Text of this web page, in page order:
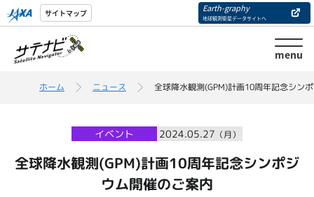
サイトマップ Earth-graphy
地球観測衛星データサイトへ
menu
ホーム ニュース 全球降水観測(GPM)計画10周年記念シン
イベント 2024.05.27 （月）
全球降水観測(GPM)計画10周年記念シンポジ
ウム開催のご案内